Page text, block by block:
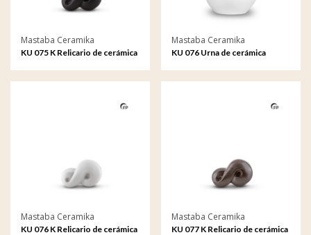
Mastaba Ceramika
KU 075 K Relicario de cerámica
Mastaba Ceramika
KU 076 Urna de cerámica
Mastaba Ceramika
KU 076 K Relicario de cerámica
Mastaba Ceramika
KU 077 K Relicario de cerámica